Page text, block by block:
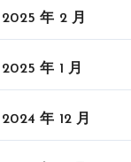
2025 年 2 月
2025 年 1 月
2024 年 12 月